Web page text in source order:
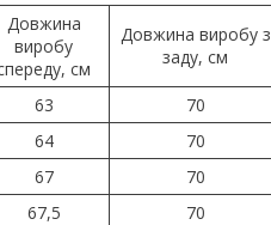
Довжина
виробу
см
Довжина виробу з
заду, см
63
70
64
70
67
70
67,5
70